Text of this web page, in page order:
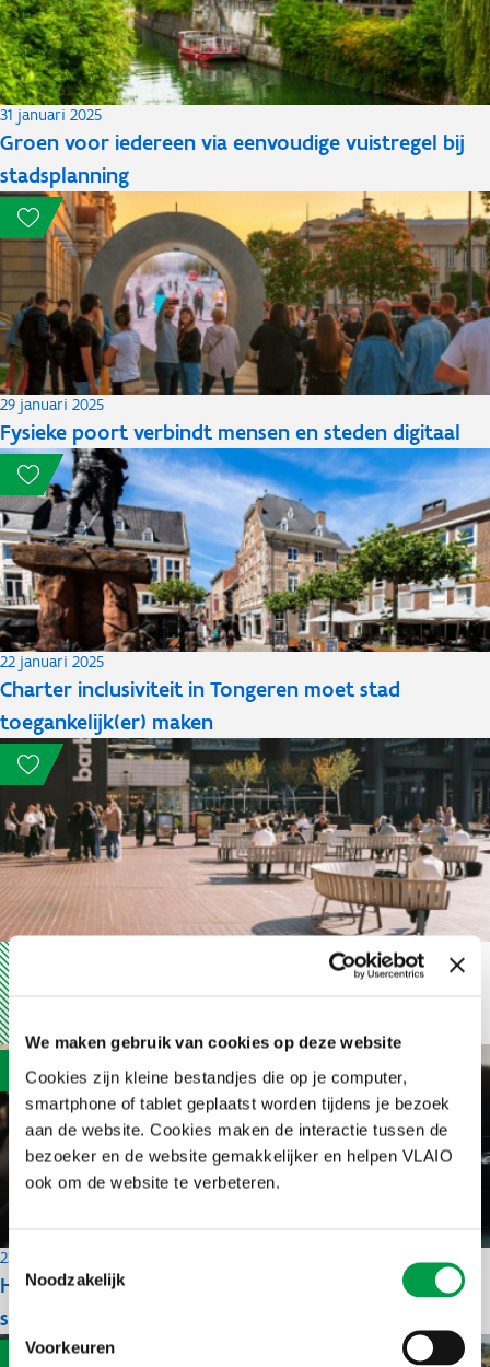
We maken gebruik van cookies op deze website
Cookies zijn kleine bestandjes die op je computer,
smartphone of tablet geplaatst worden tijdens je bezoek
aan de website. Cookies maken de interactie tussen de
bezoeker en de website gemakkelijker en helpen VLAIO
ook om de website te verbeteren.
Toestemmingsselectie
Noodzakelijk
Voorkeuren
31 januari 2025
Groen voor iedereen via eenvoudige vuistregel bij
stadsplanning
29 januari 2025
Fysieke poort verbindt mensen en steden digitaal
22 januari 2025
Charter inclusiviteit in Tongeren moet stad
toegankelijk(er) maken
23 december 2024
Hoe navigatiesystemen de leefbaarheid in
stadscentra kunnen verbeteren